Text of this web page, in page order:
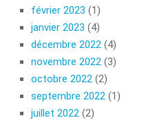
février 2023 (1)
janvier 2023 (4)
décembre 2022 (4)
novembre 2022 (3)
octobre 2022 (2)
septembre 2022 (1)
juillet 2022 (2)